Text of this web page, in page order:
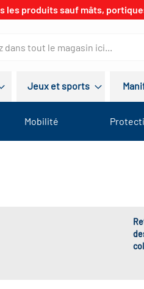
les produits sauf mâts,
Jeux et sports
Mobilité